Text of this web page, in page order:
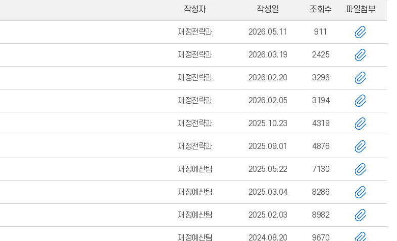
작성자 작성일 조회수 파일첨부
재정전략과 2026.05.11 911
재정전략과 2026.03.19 2425
재정전략과 2026.02.20 3296
재정전략과 2026.02.05 3194
재정전략과 2025.10.23 4319
재정전략과 2025.09.01 4876
재정예산팀 2025.05.22 7130
재정예산팀 2025.03.04 8286
재정예산팀 2025.02.03 8982
재정예산팀 2024.08.20 9670